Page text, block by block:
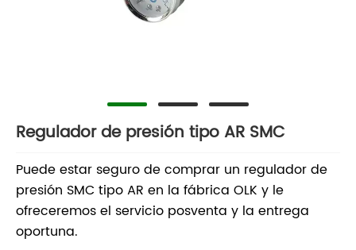
Regulador de presión tipo AR SMC
Puede estar seguro de comprar un regulador de
presión SMC tipo AR en la fábrica OLK y le
ofreceremos el servicio posventa y la entrega
oportuna.